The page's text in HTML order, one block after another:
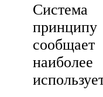
Система